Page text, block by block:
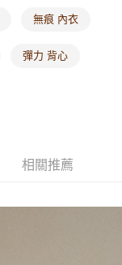
無痕 內衣
彈力 背心
相關推薦